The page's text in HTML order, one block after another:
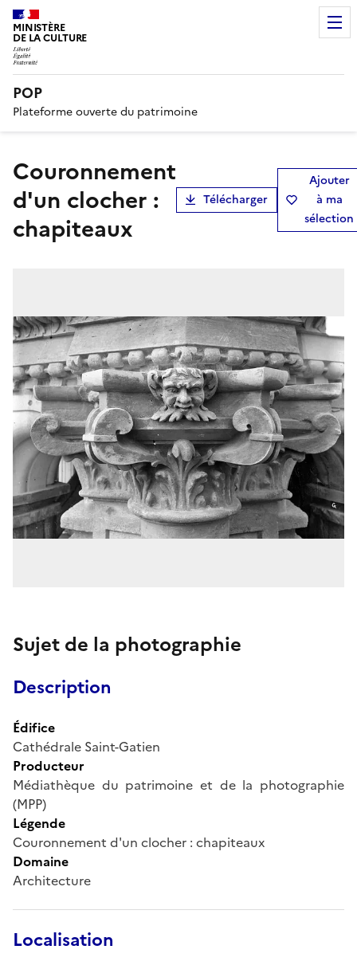
MINISTÈRE
DE LA CULTURE
POP
Plateforme ouverte du patrimoine
Couronnement
d'un clocher :
chapiteaux
Télécharger
Ajouter
à ma
sélection
Sujet de la photographie
Description
Édifice
Cathédrale Saint-Gatien
Producteur
Médiathèque du patrimoine et de la photographie
(MPP)
Légende
Couronnement d'un clocher : chapiteaux
Domaine
Architecture
Localisation